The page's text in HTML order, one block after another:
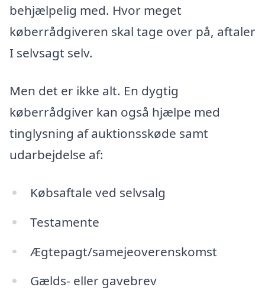
behjælpelig med. Hvor meget
køberrådgiveren skal tage over på, aftaler
I selvsagt selv.
Men det er ikke alt. En dygtig
køberrådgiver kan også hjælpe med
tinglysning af auktionsskøde samt
udarbejdelse af:
Købsaftale ved selvsalg
Testamente
Ægtepagt/samejeoverenskomst
Gælds- eller gavebrev